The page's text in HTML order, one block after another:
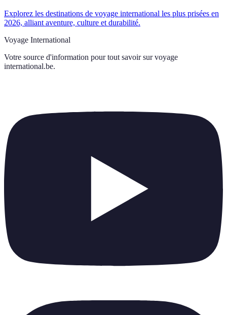
Explorez les destinations de voyage international les plus prisées en
2026, alliant aventure, culture et durabilité.
Voyage International
Votre source d'information pour tout savoir sur voyage
international.be.